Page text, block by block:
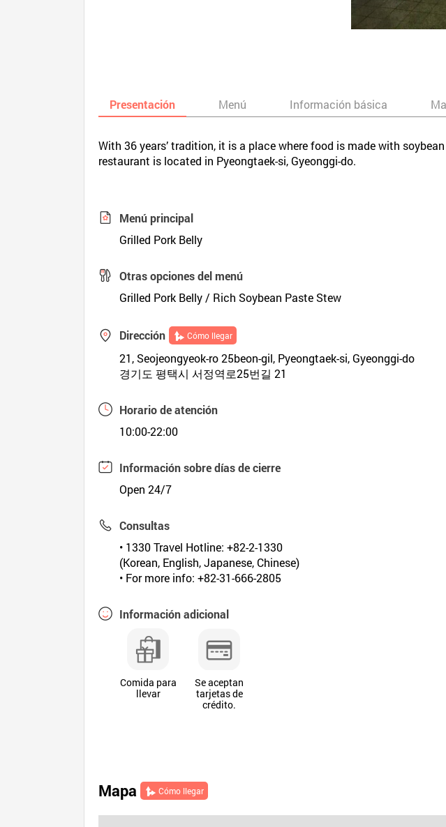
Presentación Menú Información básica
With 36 years’ tradition, it is a place where food is made with
restaurant is located in Pyeongtaek-si, Gyeonggi-do.
Menú principal
Grilled Pork Belly
Otras opciones del menú
Grilled Pork Belly / Rich Soybean Paste Stew
Dirección Cómo llegar
21, Seojeongyeok-ro 25beon-gil, Pyeongtaek-si, Gyeonggi-do
경기도 평택시 서정역로25번길 21
Horario de atención
10:00-22:00
Información sobre días de cierre
Open 24/7
Consultas
• 1330 Travel Hotline: +82-2-1330
(Korean, English, Japanese, Chinese)
• For more info: +82-31-666-2805
Información adicional
Comida para
llevar
Se aceptan
tarjetas de
crédito.
Mapa Cómo llegar